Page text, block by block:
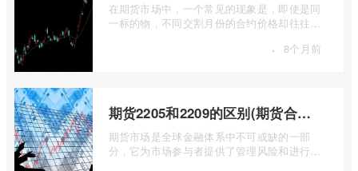
在期货市场中，一个常见的现象是，即使是同
一标的物，不同交割月份的合约价格却往往不
· 8个月前
期货2205和2209的区别(期货合约2205什么意思)
期货市场是全球金融体系中不可或缺的一部
分，它为市场参与者提供了管理风险和进行价